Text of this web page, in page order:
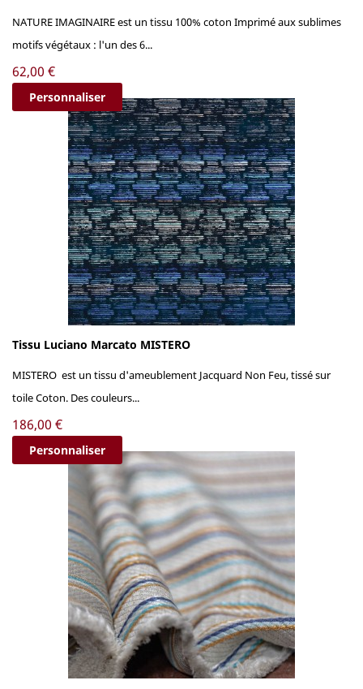
NATURE IMAGINAIRE est un tissu 100% coton Imprimé aux sublimes
motifs végétaux : l'un des 6...
Prix
62,00 €
Personnaliser
Tissu Luciano Marcato MISTERO
MISTERO est un tissu d'ameublement Jacquard Non Feu, tissé sur
toile Coton. Des couleurs...
Prix
186,00 €
Personnaliser